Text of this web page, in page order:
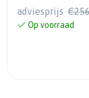
adviesprijs
Op voorraad